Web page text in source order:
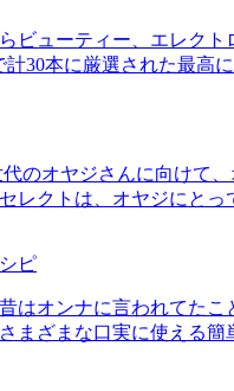
ビューティー、エレク
30本に厳選された最高
のオヤジさんに向けて
レクトは、オヤジにとっ
ピ
はオンナに言われてた
まざまな口実に使える簡